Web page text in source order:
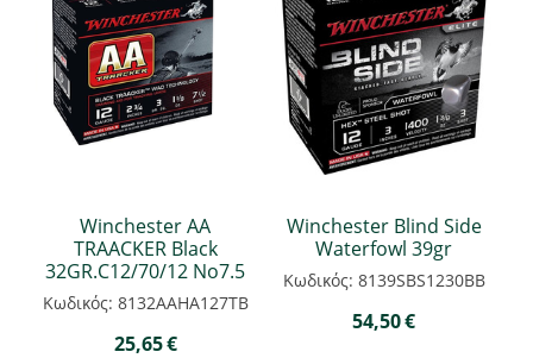
Winchester ΑΑ
TRAACKER Black
32GR.C12/70/12 Νο7.5
Κωδικός: 8132ΑΑΗΑ127ΤΒ
25,65€
Winchester Blind Side
Waterfowl 39gr
Κωδικός: 8139SBS1230BB
54,50€